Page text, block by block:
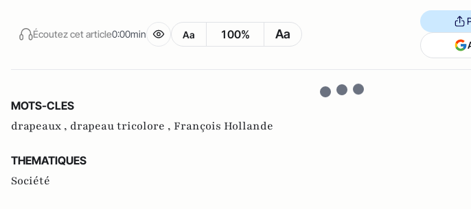
Écoutez cet article0:00min Aa 100% Aa
MOTS-CLES
drapeaux , drapeau tricolore , François Hollande
THEMATIQUES
Société